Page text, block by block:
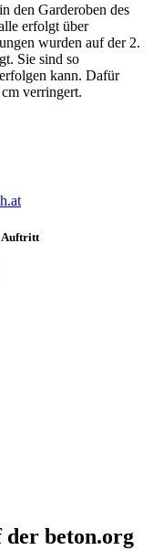
den Garderoben des
erfolgt über
wurden auf der 2.
Sie sind so
kann. Dafür
verringert.
Auftritt
der beton.org